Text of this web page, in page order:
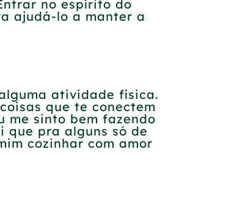
no espírito do
ajudá-lo a manter a
atividade física.
que te conectem
me sinto bem fazendo
que pra alguns só de
cozinhar com amor